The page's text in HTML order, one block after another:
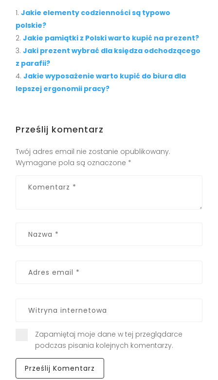
Jakie elementy codzienności są typowo
polskie?
Jakie pamiątki z Polski warto kupić na prezent?
Jaki prezent wybrać dla księdza odchodzącego
z parafii?
Jakie wyposażenie warto kupić do biura dla
lepszej ergonomii pracy?
Prześlij komentarz
Twój adres email nie zostanie opublikowany.
Wymagane pola są oznaczone *
Zapamiętaj moje dane w tej przeglądarce
podczas pisania kolejnych komentarzy.